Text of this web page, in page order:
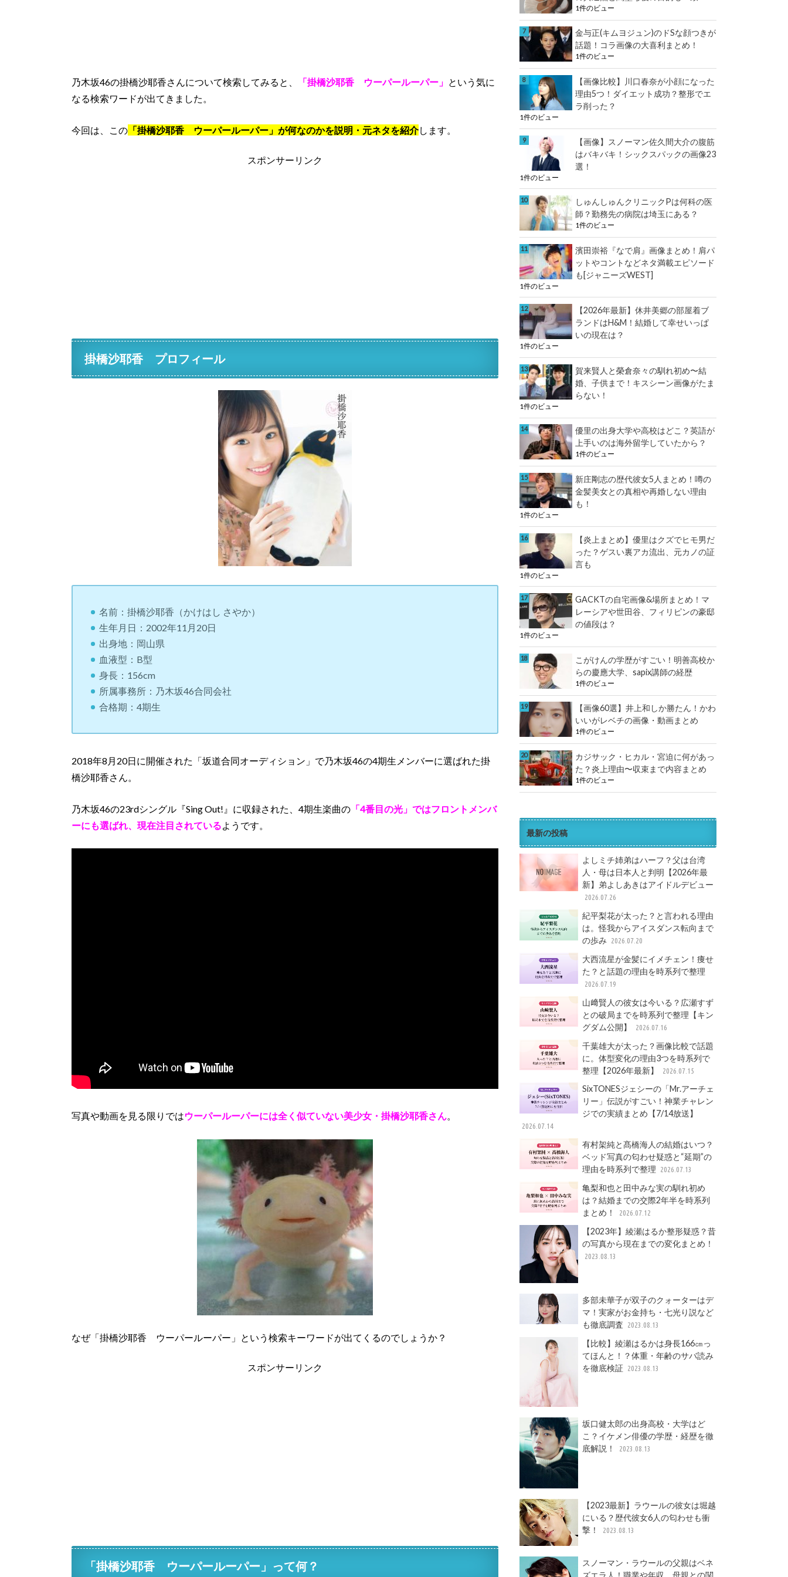
乃木坂46の掛橋沙耶香さんについて検索してみると、 「掛橋沙耶香 ウーパールーパー」 という気に
なる検索ワードが出てきました。
今回は、この 「掛橋沙耶香 ウーパールーパー」が何なのかを説明・元ネタを紹介します。
スポンサーリンク
掛橋沙耶香 プロフィール
名前：掛橋沙耶香（かけはし さやか）
生年月日：2002年11月20日
出身地：岡山県
血液型：B型
身長：156cm
所属事務所：乃木坂46合同会社
合格期：4期生
2018年8月20日に開催された「坂道合同オーディション」で乃木坂46の4期生メンバーに選ばれた掛
橋沙耶香さん。
乃木坂46の23rdシングル『Sing Out!』に収録された、4期生楽曲の 「4番目の光」ではフロントメンバ
ーにも選ばれ、現在注目されている ようです。
写真や動画を見る限りではウーパールーパーには全く似ていない美少女・掛橋沙耶香さん。
なぜ「掛橋沙耶香 ウーパールーパー」という検索キーワードが出てくるのでしょうか？
スポンサーリンク
「掛橋沙耶香 ウーパールーパー」って何？
1件のビュー
金与正(キムヨジュン)のドSな顔つきが
話題！コラ画像の大喜利まとめ！
1件のビュー
【画像比較】川口春奈が小顔になった
理由5つ！ダイエット成功？整形でエ
ラ削った？
1件のビュー
【画像】スノーマン佐久間大介の腹筋
はバキバキ！シックスパックの画像23
選！
1件のビュー
しゅんしゅんクリニックPは何科の医
師？勤務先の病院は埼玉にある？
1件のビュー
濱田崇裕『なで肩』画像まとめ！肩パ
ットやコントなどネタ満載エピソード
も[ジャニーズWEST]
1件のビュー
【2026年最新】休井美郷の部屋着ブ
ランドはH&M！結婚して幸せいっぱ
いの現在は？
1件のビュー
賀来賢人と榮倉奈々の馴れ初め〜結
婚、子供まで！キスシーン画像がたま
らない！
1件のビュー
優里の出身大学や高校はどこ？英語が
上手いのは海外留学していたから？
1件のビュー
新庄剛志の歴代彼女5人まとめ！噂の
金髪美女との真相や再婚しない理由
も！
1件のビュー
【炎上まとめ】優里はクズでヒモ男だ
った？ゲスい裏アカ流出、元カノの証
言も
1件のビュー
GACKTの自宅画像&場所まとめ！マ
レーシアや世田谷、フィリピンの豪邸
の値段は？
1件のビュー
こがけんの学歴がすごい！明善高校か
らの慶應大学、sapix講師の経歴
1件のビュー
【画像60選】井上和しか勝たん！かわ
いいがレベチの画像・動画まとめ
1件のビュー
カジサック・ヒカル・宮迫に何があっ
た？炎上理由〜収束まで内容まとめ
1件のビュー
最新の投稿
よしミチ姉弟はハーフ？父は台湾
人・母は日本人と判明【2026年最
新】弟よしあきはアイドルデビュー
2026.07.26
紀平梨花が太った？と言われる理由
は。怪我からアイスダンス転向まで
の歩み
2026.07.20
大西流星が金髪にイメチェン！痩せ
た？と話題の理由を時系列で整理
2026.07.19
山﨑賢人の彼女は今いる？広瀬すず
との破局までを時系列で整理【キン
グダム公開】
2026.07.16
千葉雄大が太った？画像比較で話題
に。体型変化の理由3つを時系列で
整理【2026年最新】
2026.07.15
SixTONESジェシーの「Mr.アーチェ
リー」伝説がすごい！神業チャレン
ジでの実績まとめ【7/14放送】
2026.07.14
有村架純と髙橋海人の結婚はいつ？
ベッド写真の匂わせ疑惑と“延期”の
理由を時系列で整理
2026.07.13
亀梨和也と田中みな実の馴れ初め
は？結婚までの交際2年半を時系列
まとめ！
2026.07.12
【2023年】綾瀬はるか整形疑惑？昔
の写真から現在までの変化まとめ！
2023.08.13
多部未華子が双子のクォーターはデ
マ！実家がお金持ち・七光り説など
も徹底調査
2023.08.13
【比較】綾瀬はるかは身長166㎝っ
てほんと！？体重・年齢のサバ読み
を徹底検証 2023.08.13
坂口健太郎の出身高校・大学はど
こ？イケメン俳優の学歴・経歴を徹
底解説！
2023.08.13
【2023最新】ラウールの彼女は堀越
にいる？歴代彼女6人の匂わせも衝
撃！
2023.08.13
スノーマン・ラウールの父親はベネ
ズエラ人！職業や年収、母親との関